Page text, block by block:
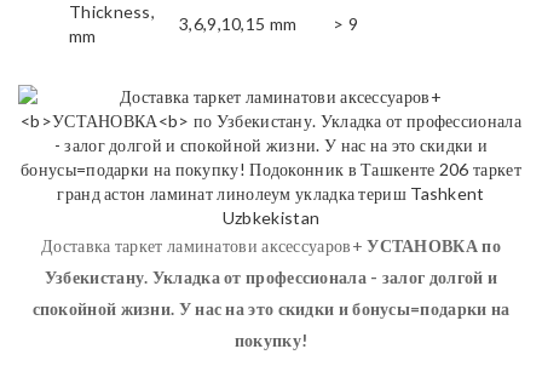
Thickness,
mm
3,6,9,10,15 mm > 9
Доставка таркет ламинатови аксессуаров+УСТАНОВКАпо
Узбекистану. Укладка от профессионала - залог долгой и
спокойной жизни. У нас на это скидки и бонусы=подарки на
покупку!